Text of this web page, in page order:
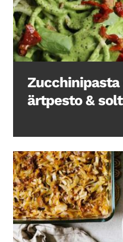
Zucchinipasta
ärtpesto &